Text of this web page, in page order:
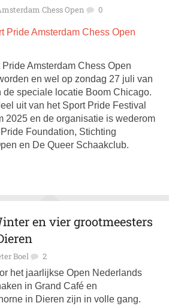
Chess Open 0
Amsterdam Chess Open
en wel op zondag 27 juli van
de speciale locatie Boom Chicago.
uit van het Sport Pride Festival
2025 en de organisatie is wederom
Foundation, Stichting
en De Queer Schaakclub.
en vier grootmeesters
Boel 2
het jaarlijkse Open Nederlands
in Grand Café en
in Dieren zijn in volle gang.